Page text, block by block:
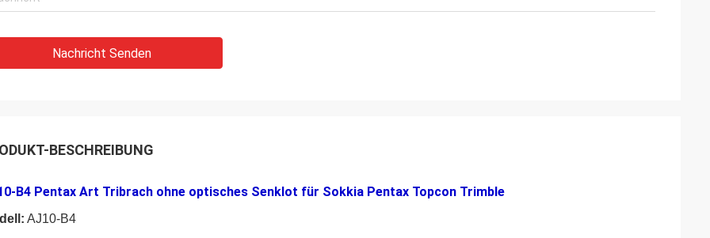
Nachricht Senden
BESCHREIBUNG
B4 Pentax Art Tribrach ohne optisches Senklot für Sokkia Pentax Topcon Trimble
AJ10-B4